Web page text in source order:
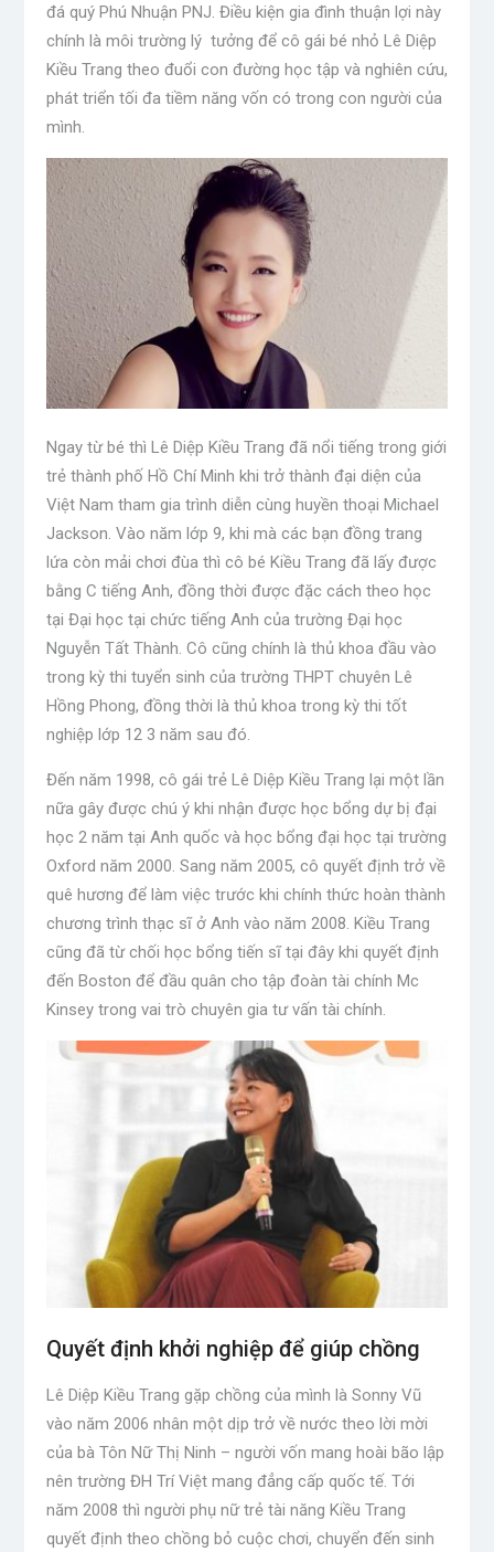
đá quý Phú Nhuận PNJ. Điều kiện gia đình thuận lợi này
chính là môi trường lý tưởng để cô gái bé nhỏ Lê Diệp
Kiều Trang theo đuổi con đường học tập và nghiên cứu,
phát triển tối đa tiềm năng vốn có trong con người của
mình.
Ngay từ bé thì Lê Diệp Kiều Trang đã nổi tiếng trong giới
trẻ thành phố Hồ Chí Minh khi trở thành đại diện của
Việt Nam tham gia trình diễn cùng huyền thoại Michael
Jackson. Vào năm lớp 9, khi mà các bạn đồng trang
lứa còn mải chơi đùa thì cô bé Kiều Trang đã lấy được
bằng C tiếng Anh, đồng thời được đặc cách theo học
tại Đại học tại chức tiếng Anh của trường Đại học
Nguyễn Tất Thành. Cô cũng chính là thủ khoa đầu vào
trong kỳ thi tuyển sinh của trường THPT chuyên Lê
Hồng Phong, đồng thời là thủ khoa trong kỳ thi tốt
nghiệp lớp 12 3 năm sau đó.
Đến năm 1998, cô gái trẻ Lê Diệp Kiều Trang lại một lần
nữa gây được chú ý khi nhận được học bổng dự bị đại
học 2 năm tại Anh quốc và học bổng đại học tại trường
Oxford năm 2000. Sang năm 2005, cô quyết định trở về
quê hương để làm việc trước khi chính thức hoàn thành
chương trình thạc sĩ ở Anh vào năm 2008. Kiều Trang
cũng đã từ chối học bổng tiến sĩ tại đây khi quyết định
đến Boston để đầu quân cho tập đoàn tài chính Mc
Kinsey trong vai trò chuyên gia tư vấn tài chính.
Quyết định khởi nghiệp để giúp chồng
Lê Diệp Kiều Trang gặp chồng của mình là Sonny Vũ
vào năm 2006 nhân một dịp trở về nước theo lời mời
của bà Tôn Nữ Thị Ninh – người vốn mang hoài bão lập
nên trường ĐH Trí Việt mang đẳng cấp quốc tế. Tới
năm 2008 thì người phụ nữ trẻ tài năng Kiều Trang
quyết định theo chồng bỏ cuộc chơi, chuyển đến sinh